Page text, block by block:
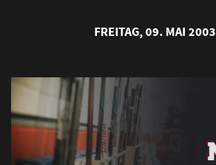
FREITAG, 09. MAI 2003